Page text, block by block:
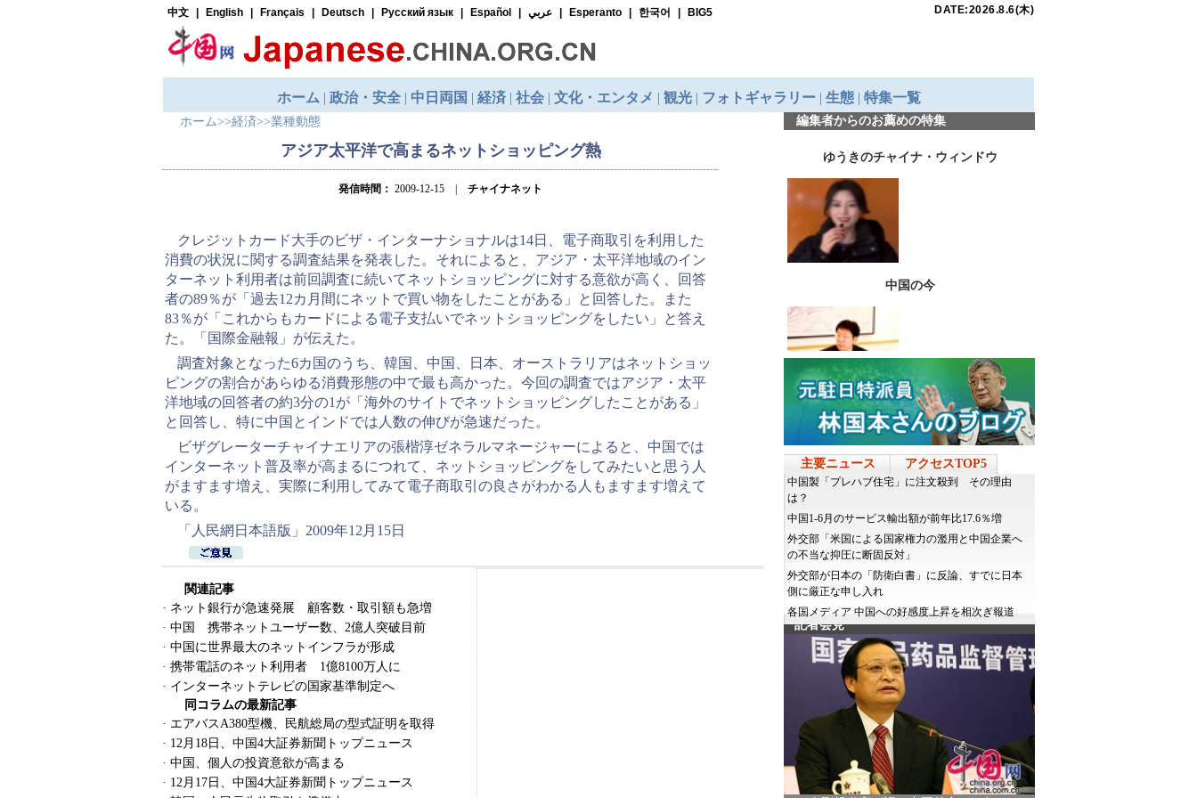
ホーム>>経済>>業種動態
アジア太平洋で高まるネットショッピング熱
発信時間： 2009-12-15 | チャイナネット
クレジットカード大手のビザ・インターナショナルは14日、電子商取引を利用した
消費の状況に関する調査結果を発表した。それによると、アジア・太平洋地域のイン
ターネット利用者は前回調査に続いてネットショッピングに対する意欲が高く、回答
者の89％が「過去12カ月間にネットで買い物をしたことがある」と回答した。また
83％が「これからもカードによる電子支払いでネットショッピングをしたい」と答え
た。「国際金融報」が伝えた。
調査対象となった6カ国のうち、韓国、中国、日本、オーストラリアはネットショッ
ピングの割合があらゆる消費形態の中で最も高かった。今回の調査ではアジア・太平
洋地域の回答者の約3分の1が「海外のサイトでネットショッピングしたことがある」
と回答し、特に中国とインドでは人数の伸びが急速だった。
ビザグレーターチャイナエリアの張楷淳ゼネラルマネージャーによると、中国では
インターネット普及率が高まるにつれて、ネットショッピングをしてみたいと思う人
がますます増え、実際に利用してみて電子商取引の良さがわかる人もますます増えて
いる。
「人民網日本語版」2009年12月15日
関連記事
· ネット銀行が急速発展 顧客数・取引額も急増
· 中国 携帯ネットユーザー数、2億人突破目前
· 中国に世界最大のネットインフラが形成
· 携帯電話のネット利用者 1億8100万人に
· インターネットテレビの国家基準制定へ
同コラムの最新記事
· エアバスA380型機、民航総局の型式証明を取得
· 12月18日、中国4大証券新聞トップニュース
· 中国、個人の投資意欲が高まる
· 12月17日、中国4大証券新聞トップニュース